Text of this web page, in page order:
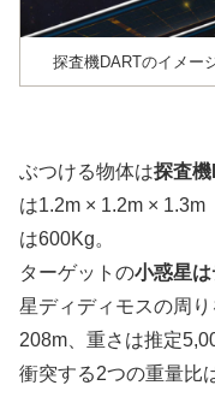
探査機DARTのイメー
ぶつける物体は探査
は1.2m × 1.2m × 1.3m
は600Kg。
ターゲットの小惑星
星ディディモスの周
208m、重さは推定
衝突する2つの重量比